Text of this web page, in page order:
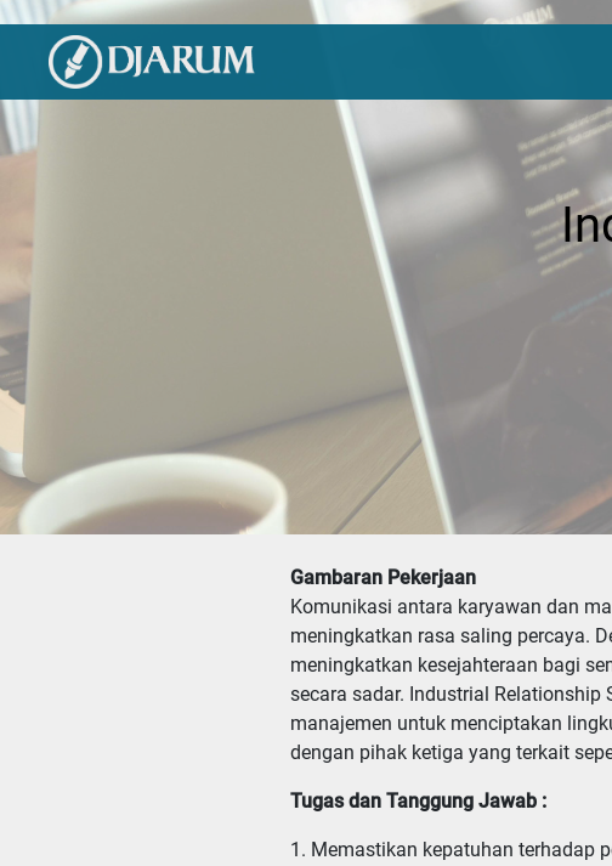
Gambaran Pekerjaan
Komunikasi antara karyawan dan
meningkatkan rasa saling percaya.
meningkatkan kesejahteraan bagi
secara sadar. Industrial
manajemen untuk menciptakan
dengan pihak ketiga yang terkait
Tugas dan Tanggung Jawab :
1. Memastikan kepatuhan terhadap